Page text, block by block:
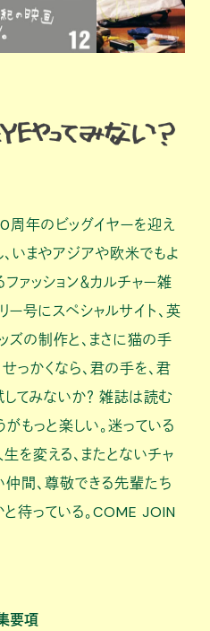
年のビッグイヤーを迎え
いまやアジアや欧米でもよ
ァッション＆カルチャー雑
ー号にスペシャルサイト、英
ズの制作と、まさに猫の手
っかくなら、君の手を、君
してみないか？ 雑誌は読む
もっと楽しい。迷っている
を変える、またとないチャ
仲間、尊敬できる先輩たち
と待っている。COME JOIN
要項